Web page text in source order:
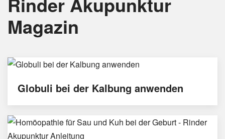
Magazin
Globuli bei der Kalbung anwenden